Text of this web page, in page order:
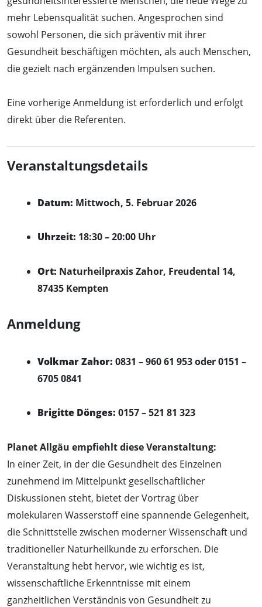
mehr Lebensqualität suchen. Angesprochen sind
sowohl Personen, die sich präventiv mit ihrer
Gesundheit beschäftigen möchten, als auch Menschen,
die gezielt nach ergänzenden Impulsen suchen.
Eine vorherige Anmeldung ist erforderlich und erfolgt
direkt über die Referenten.
Veranstaltungsdetails
Datum: Mittwoch, 5. Februar 2026
Uhrzeit: 18:30 – 20:00 Uhr
Ort: Naturheilpraxis Zahor, Freudental 14,
87435 Kempten
Anmeldung
Volkmar Zahor: 0831 – 960 61 953 oder 0151 –
6705 0841
Brigitte Dönges: 0157 – 521 81 323
Planet Allgäu empfiehlt diese Veranstaltung:
In einer Zeit, in der die Gesundheit des Einzelnen
zunehmend im Mittelpunkt gesellschaftlicher
Diskussionen steht, bietet der Vortrag über
molekularen Wasserstoff eine spannende Gelegenheit,
die Schnittstelle zwischen moderner Wissenschaft und
traditioneller Naturheilkunde zu erforschen. Die
Veranstaltung hebt hervor, wie wichtig es ist,
wissenschaftliche Erkenntnisse mit einem
ganzheitlichen Verständnis von Gesundheit zu